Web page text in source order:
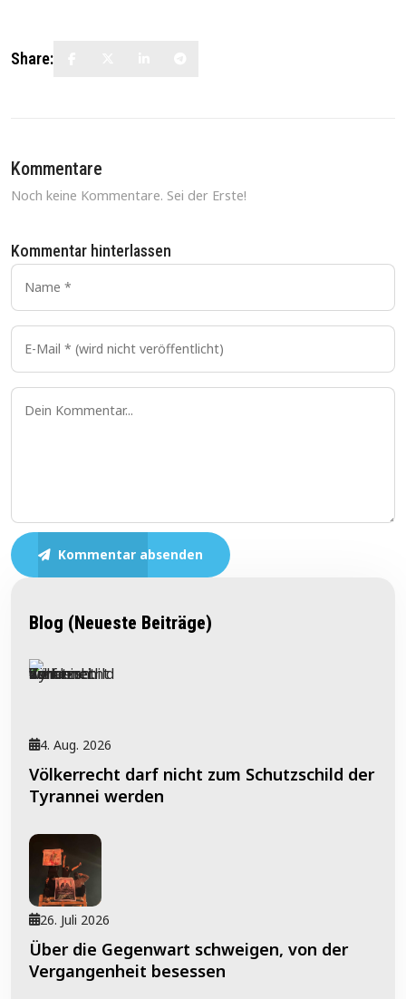
Share:
Kommentare
Noch keine Kommentare. Sei der Erste!
Kommentar hinterlassen
Kommentar absenden
Blog (Neueste Beiträge)
4. Aug. 2026
Völkerrecht darf nicht zum Schutzschild der
Tyrannei werden
26. Juli 2026
Über die Gegenwart schweigen, von der
Vergangenheit besessen